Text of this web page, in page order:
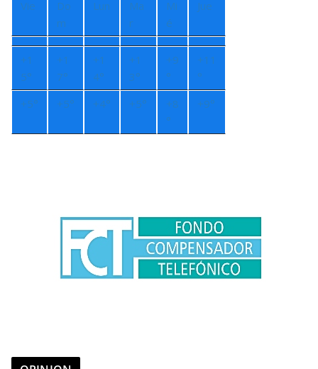
Vie
Do
m
Lun
Ma
r
Mi
é
Jue
+1
5°
+1
7°
+1
4°
+1
3°
+9
°
+11
°
+5° +5° +4° +5° +8
°
+9°